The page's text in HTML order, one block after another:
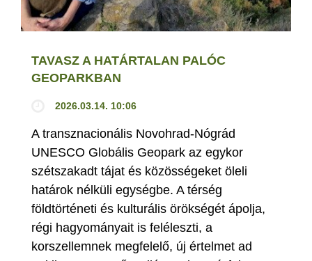
TAVASZ A HATÁRTALAN PALÓC
GEOPARKBAN
2026.03.14. 10:06
A transznacionális Novohrad-Nógrád
UNESCO Globális Geopark az egykor
szétszakadt tájat és közösségeket öleli
határok nélküli egységbe. A térség
földtörténeti és kulturális örökségét ápolja,
régi hagyományait is feléleszti, a
korszellemnek megfelelő, új értelmet ad